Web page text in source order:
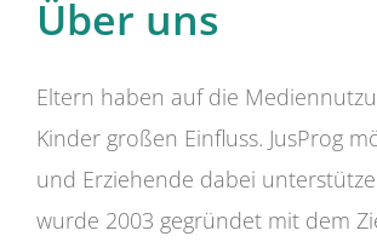
Über uns
Eltern haben auf die
Kinder großen Einfluss. JusProg
und Erziehende dabei
wurde 2003 gegründet mit dem